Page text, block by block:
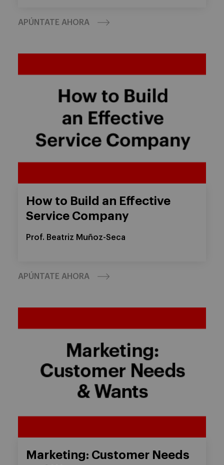
APÚNTATE AHORA
How to Build an Effective
Service Company
Prof. Beatriz Muñoz-Seca
APÚNTATE AHORA
Marketing: Customer Needs